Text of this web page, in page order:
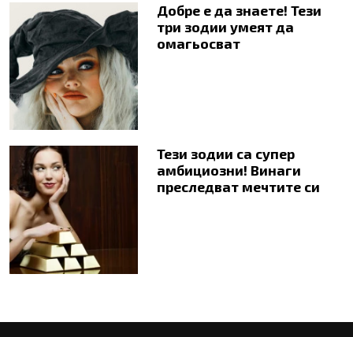
Добре е да знаете! Тези
три зодии умеят да
омагьосват
Тези зодии са супер
амбициозни! Винаги
преследват мечтите си